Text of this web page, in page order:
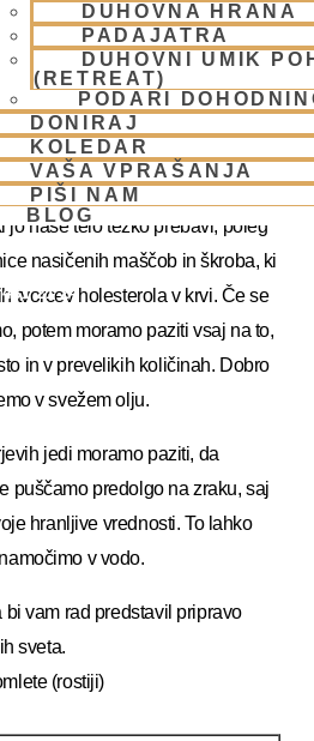
DUHOVNA HRANA
PADAJATRA
DUHOVNI UMIK
(RETREAT)
PODARI
DONIRAJ
KOLEDAR
VAŠA VPRAŠANJA
PIŠI NAM
BLOG
21 24
maksimalno hranljivo
neolupljenega. Tako
soli, ki se nahajajo v
Če ga kuhamo olupljenega v
uporabimo za kuhanje juhe ali
francoski ocvrti krompirček
jo naše telo težko prebavi, poleg
nasičenih maščob in škroba, ki
tvorcev holesterola v krvi. Če se
potem moramo paziti vsaj na to,
in v prevelikih količinah. Dobro
v svežem olju.
jedi moramo paziti, da
puščamo predolgo na zraku, saj
hranljive vrednosti. To lahko
v vodo.
vam rad predstavil pripravo
sveta.
(rostiji)